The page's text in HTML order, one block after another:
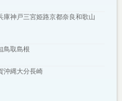
庫神戸三宮姫路京都奈良和歌山
鳥取島根
沖縄大分長崎